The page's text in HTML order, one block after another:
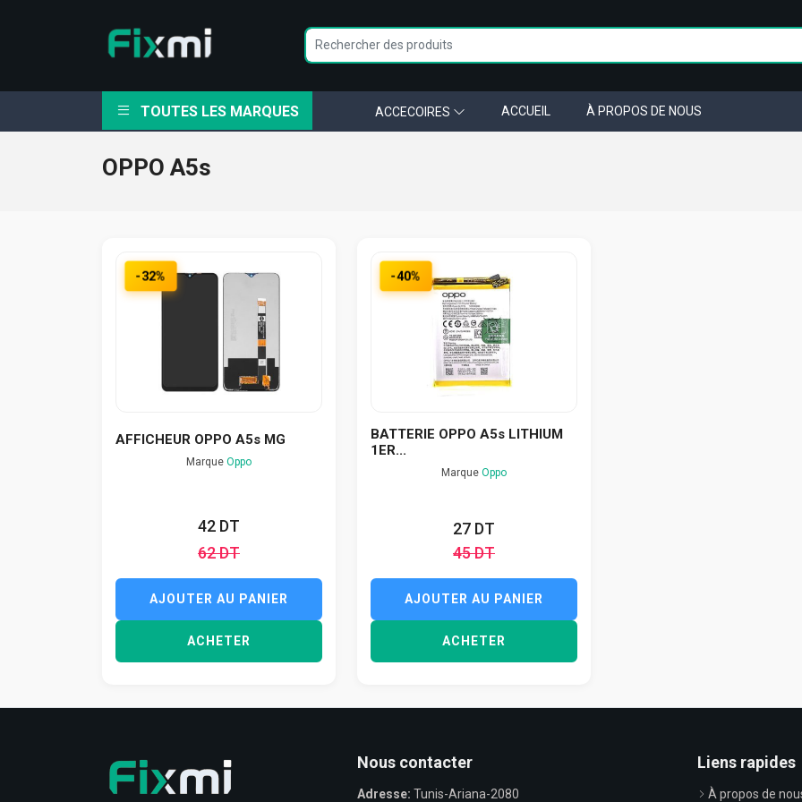
TOUTES LES MARQUES ACCECOIRES ACCUEIL À PROPOS DE NOUS
OPPO A5s
-32%
AFFICHEUR OPPO A5s MG
Marque Oppo
42 DT
62 DT
AJOUTER AU PANIER
ACHETER
-40%
BATTERIE OPPO A5s LITHIUM
1ER...
Marque Oppo
27 DT
45 DT
AJOUTER AU PANIER
ACHETER
Nous contacter
Adresse: Tunis-Ariana-2080
Liens rapides
À propos de